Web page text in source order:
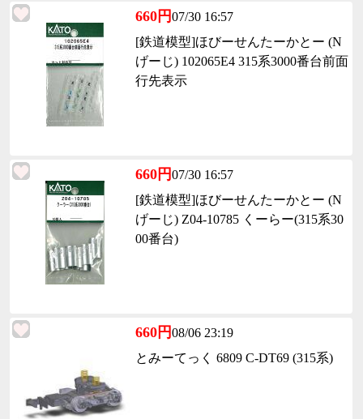
660円07/30 16:57
[鉄道模型]ほびーせんたーかとー (N
げーじ) 102065E4 315系3000番台前面
行先表示
660円07/30 16:57
[鉄道模型]ほびーせんたーかとー (N
げーじ) Z04-10785 くーらー(315系30
00番台)
660円08/06 23:19
とみーてっく 6809 C-DT69 (315系)